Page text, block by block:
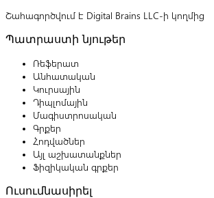
Շահագործվում է Digital Brains LLC-ի կողմից
Պատրաստի նյութեր
Ռեֆերատ
Անհատական
Կուրսային
Դիպլոմային
Մագիստրոսական
Գրքեր
Հոդվածներ
Այլ աշխատանքներ
Ֆիզիկական գրքեր
Ուսումնասիրել